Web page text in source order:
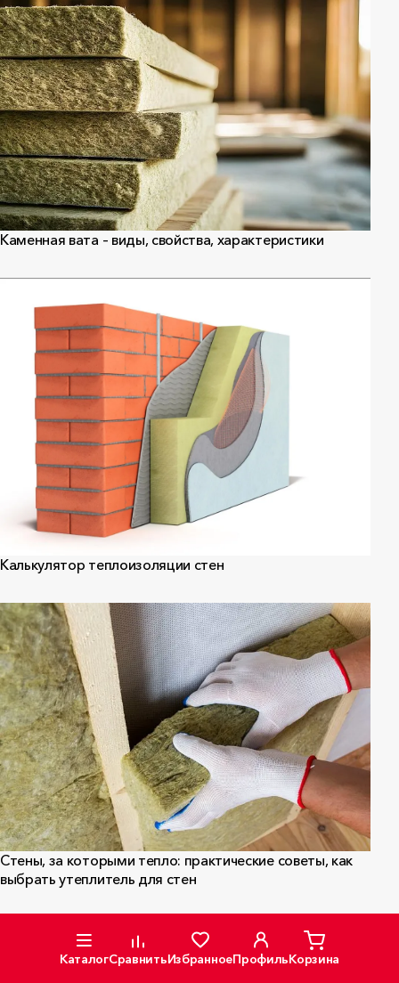
Каменная вата – виды, свойства, характеристики
Калькулятор теплоизоляции стен
Стены, за которыми тепло: практические советы, как
выбрать утеплитель для стен
КаталогСравнитьИзбранноеПрофильКорзина